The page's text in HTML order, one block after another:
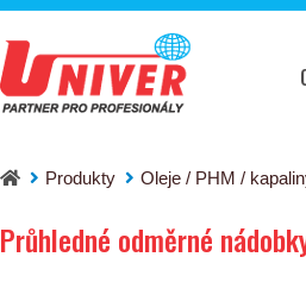
Produkty Oleje / PHM /
Průhledné odměrné nádobky MATO
Průhledné odměrné